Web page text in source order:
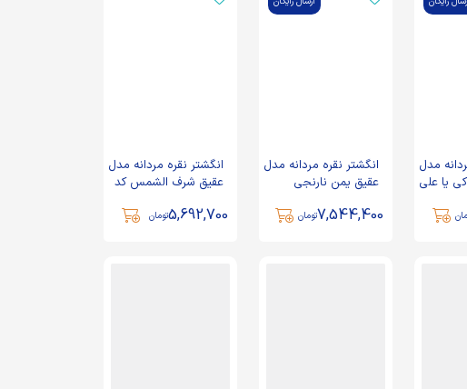
مدل
یا علی
انگشتر نقره مردانه مدل
عقیق یمن نارنجی
7,544,400تومان
انگشتر نقره مردانه مدل
عقیق شرف الشمس کد
5,692,700تومان